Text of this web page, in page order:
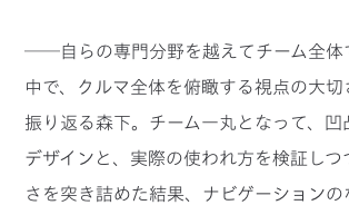
──自らの専門分野を越えてチーム全体
中で、クルマ全体を俯瞰する視点の大切
振り返る森下。チーム一丸となって、凹
デザインと、実際の使われ方を検証しつ
さを突き詰めた結果、ナビゲーションの